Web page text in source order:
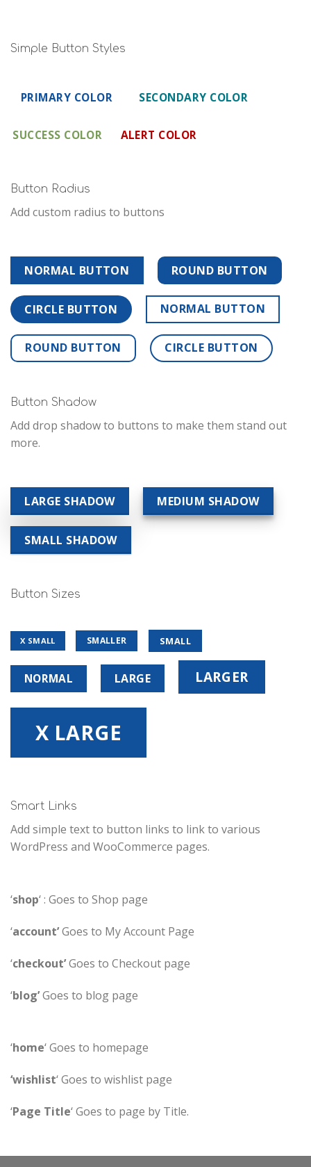
Simple Button Styles
PRIMARY COLOR SECONDARY COLOR
SUCCESS COLOR ALERT COLOR
Button Radius
Add custom radius to buttons
NORMAL BUTTON ROUND BUTTON
CIRCLE BUTTON NORMAL BUTTON
ROUND BUTTON CIRCLE BUTTON
Button Shadow
Add drop shadow to buttons to make them stand out
more.
LARGE SHADOW MEDIUM SHADOW
SMALL SHADOW
Button Sizes
X SMALL SMALLER SMALL
NORMAL LARGE LARGER
X LARGE
Smart Links
Add simple text to button links to link to various
WordPress and WooCommerce pages.
‘shop‘ : Goes to Shop page
‘account’Goes to My Account Page
‘checkout’Goes to Checkout page
‘blog’Goes to blog page
‘home‘ Goes to homepage
‘wishlist‘ Goes to wishlist page
‘Page Title‘ Goes to page by Title.